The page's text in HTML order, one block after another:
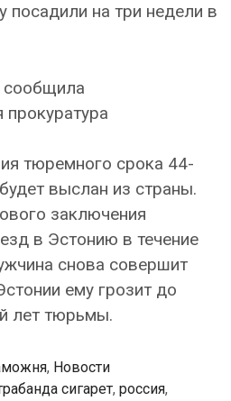
посадили на три недели в
сообщила
прокуратура
тюремного срока 44-
выслан из страны.
заключения
в Эстонию в течение
снова совершит
ему грозит до
лет тюрьмы.
, Новости
сигарет, россия,